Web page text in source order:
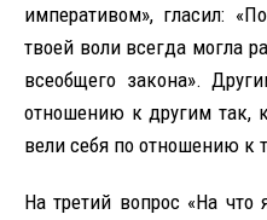
императивом», гласил:
твоей воли всегда могла
всеобщего закона».
отношению к другим так,
вели себя по отношению к
На третий вопрос «На что